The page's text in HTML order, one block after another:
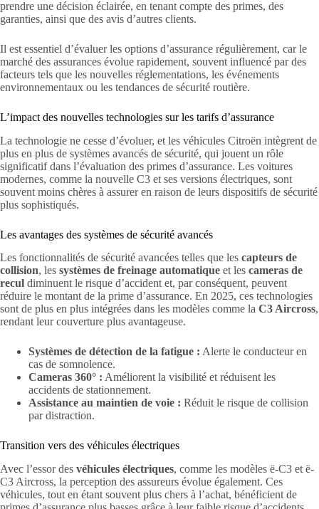
prendre une décision éclairée, en tenant compte des primes, des
garanties, ainsi que des avis d’autres clients.
Il est essentiel d’évaluer les options d’assurance régulièrement, car le
marché des assurances évolue rapidement, souvent influencé par des
facteurs tels que les nouvelles réglementations, les événements
environnementaux ou les tendances de sécurité routière.
L’impact des nouvelles technologies sur les tarifs d’assurance
La technologie ne cesse d’évoluer, et les véhicules Citroën intègrent de
plus en plus de systèmes avancés de sécurité, qui jouent un rôle
significatif dans l’évaluation des primes d’assurance. Les voitures
modernes, comme la nouvelle C3 et ses versions électriques, sont
souvent moins chères à assurer en raison de leurs dispositifs de sécurité
plus sophistiqués.
Les avantages des systèmes de sécurité avancés
Les fonctionnalités de sécurité avancées telles que les capteurs de
collision, les systèmes de freinage automatique et les cameras de
recul diminuent le risque d’accident et, par conséquent, peuvent
réduire le montant de la prime d’assurance. En 2025, ces technologies
sont de plus en plus intégrées dans les modèles comme la C3 Aircross,
rendant leur couverture plus avantageuse.
Systèmes de détection de la fatigue : Alerte le conducteur en
cas de somnolence.
Cameras 360° : Améliorent la visibilité et réduisent les
accidents de stationnement.
Assistance au maintien de voie : Réduit le risque de collision
par distraction.
Transition vers des véhicules électriques
Avec l’essor des véhicules électriques, comme les modèles ë-C3 et ë-
C3 Aircross, la perception des assureurs évolue également. Ces
véhicules, tout en étant souvent plus chers à l’achat, bénéficient de